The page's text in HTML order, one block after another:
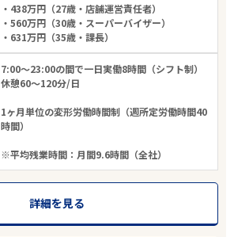
21件から検索する
・438万円（27歳・店舗運営責任者）
・560万円（30歳・スーパーバイザー）
・631万円（35歳・課長）
7:00～23:00の間で一日実働8時間（シフト制）
休憩60～120分/日
1ヶ月単位の変形労働時間制（週所定労働時間40
時間）
※平均残業時間：月間9.6時間（全社）
詳細を見る